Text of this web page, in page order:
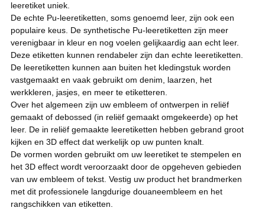
leeretiket uniek.
De echte Pu-leeretiketten, soms genoemd leer, zijn ook een
populaire keus. De synthetische Pu-leeretiketten zijn meer
verenigbaar in kleur en nog voelen gelijkaardig aan echt leer.
Deze etiketten kunnen rendabeler zijn dan echte leeretiketten.
De leeretiketten kunnen aan buiten het kledingstuk worden
vastgemaakt en vaak gebruikt om denim, laarzen, het
werkkleren, jasjes, en meer te etiketteren.
Over het algemeen zijn uw embleem of ontwerpen in reliëf
gemaakt of debossed (in reliëf gemaakt omgekeerde) op het
leer. De in reliëf gemaakte leeretiketten hebben gebrand groot
kijken en 3D effect dat werkelijk op uw punten knalt.
De vormen worden gebruikt om uw leeretiket te stempelen en
het 3D effect wordt veroorzaakt door de opgeheven gebieden
van uw embleem of tekst. Vestig uw product het brandmerken
met dit professionele langdurige douaneembleem en het
rangschikken van etiketten.